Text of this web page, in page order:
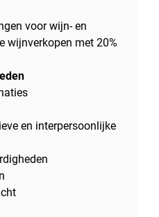
voor wijn- en
wijnverkopen met 20%
en interpersoonlijke